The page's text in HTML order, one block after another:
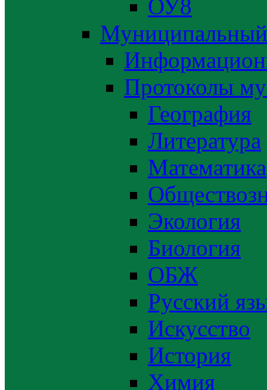
ОУ8
Муниципальный
Протоколы
География
Литература
Математика
Экология
Биология
ОБЖ
Русский
Искусство
История
Химия